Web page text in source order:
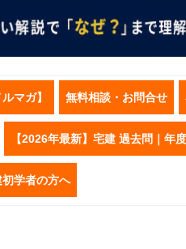
マガ】 無料相談・お問合せ
【2026年最新】宅建 過去問｜年
初学者の方へ